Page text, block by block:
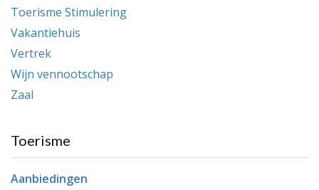
Toerisme Stimulering
Vakantiehuis
Vertrek
Wijn vennootschap
Zaal
Toerisme
Aanbiedingen